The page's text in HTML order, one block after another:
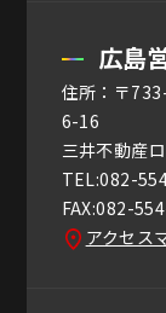
広島
住所：〒
6-16
三井不動産
TEL:082-
FAX:082-
アクセス